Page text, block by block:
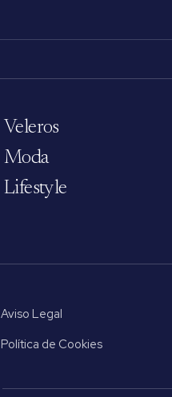
Veleros
Moda
Lifestyle
Aviso Legal
Política de Cookies